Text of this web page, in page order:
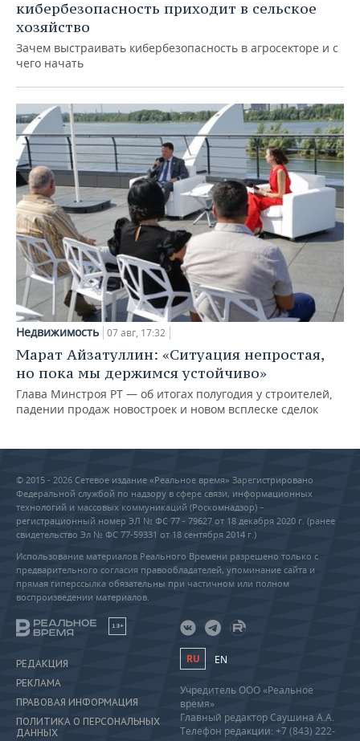
кибербезопасность приходит в сельское
хозяйство
Зачем выстраивать кибербезопасность в агросекторе и с
чего начать
Недвижимость 07 авг, 17:32
Марат Айзатуллин: «Ситуация непростая,
но пока мы держимся устойчиво»
Глава Минстроя РТ — об итогах полугодия у строителей,
падении продаж новостроек и новом всплеске сделок
© 2015 - 2026 Сетевое издание «Реальное время» Зарегистрировано
Федеральной службой по надзору в сфере связи, информационных
технологий и массовых коммуникаций (Роскомнадзор) –
регистрационный номер ЭЛ № ФС 77 - 79627 от 18 декабря 2020 г. (ранее
свидетельство Эл № ФС 77-59331 от 18 сентября 2014 г.)
Использование материалов Реального Времени разрешено только с
предварительного согласия правообладателей, упоминание сайта и
прямая гиперссылка обязательны при частичном или полном
воспроизведении материалов.
18+
РЕДАКЦИЯ
РЕКЛАМА
ПРАВОВАЯ ИНФОРМАЦИЯ
ПОЛИТИКА О ПЕРСОНАЛЬНЫХ
ДАННЫХ
RU EN
Учредитель ООО «Реальное
время»
Главный редактор Саушина А.А.
Телефон редакции: +7 (843) 222-